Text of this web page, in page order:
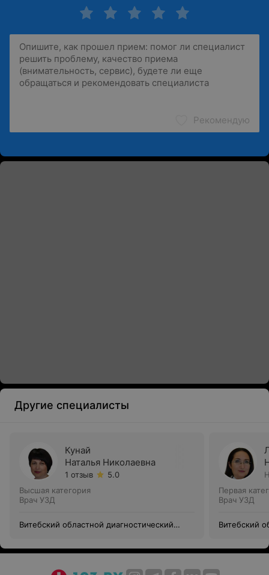
Рекомендую
Другие специалисты
Кунай
Наталья Николаевна
1 отзыв
5.0
Высшая категория
Врач УЗД
Витебский областной диагностический
Первая
Врач УЗД
Витебский